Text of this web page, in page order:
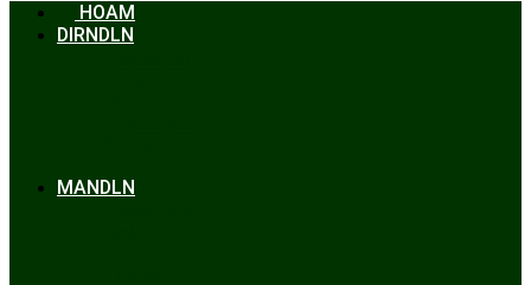
HOAM
DIRNDLN
MANDLN